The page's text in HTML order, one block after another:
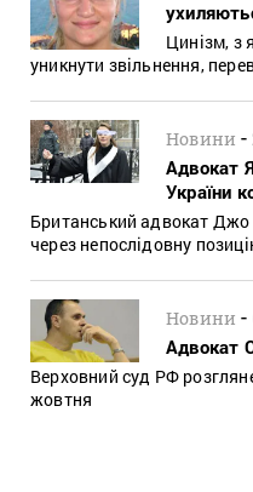
Цинізм, з
уникнути звільнення,
Новини -
Адвокат
України
Британський адвокат Джо
через непослідовну
Новини -
Адвокат
Верховний суд РФ
жовтня